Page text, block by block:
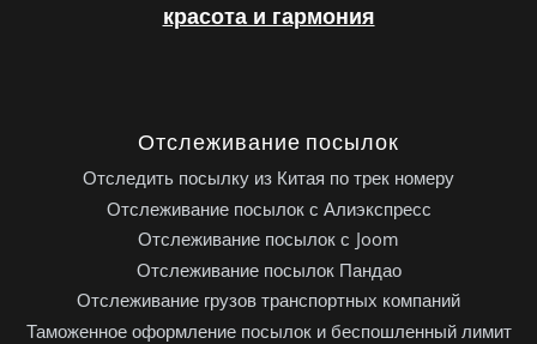
красота и гармония
Отслеживание посылок
Отследить посылку из Китая по трек номеру
Отслеживание посылок с Алиэкспресс
Отслеживание посылок с Joom
Отслеживание посылок Пандао
Отслеживание грузов транспортных компаний
Таможенное оформление посылок и беспошленный лимит